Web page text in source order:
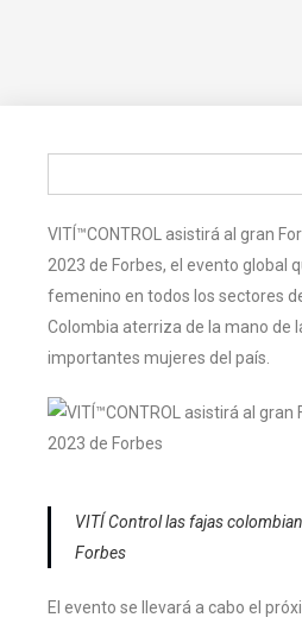
VITÍ™CONTROL asistirá al gran
2023 de Forbes, el evento global
femenino en todos los sectores
Colombia aterriza de la mano de
importantes mujeres del país.
VITÍ Control las fajas
Forbes
El evento se llevará a cabo el